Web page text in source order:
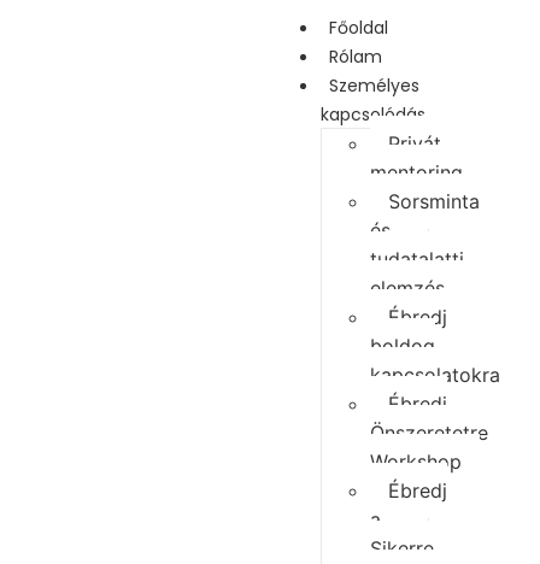
Főoldal
Rólam
Személyes
kapcsolódás
Privát
mentoring
Sorsminta
és
tudatalatti
elemzés
Ébredj
boldog
kapcsolatokra
Ébredj
Önszeretetre
Workshop
Ébredj
a
Sikerre